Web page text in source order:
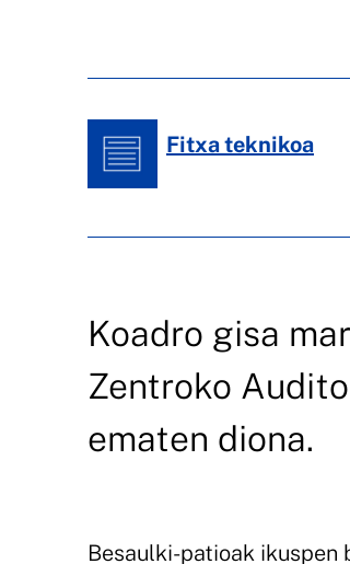
Fitxa teknikoa
Koadro gisa
Zentroko
ematen diona.
Besaulki-patioak ikuspen